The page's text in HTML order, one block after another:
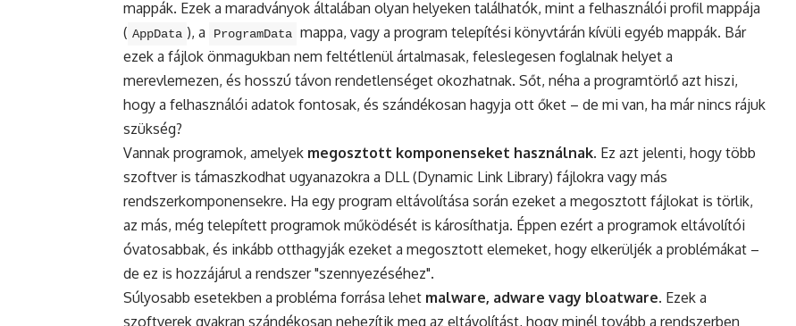
mappák. Ezek a maradványok általában olyan helyeken találhatók, mint a felhasználói profil mappája
( AppData ), a ProgramData mappa, vagy a program telepítési könyvtárán kívüli egyéb mappák. Bár
ezek a fájlok önmagukban nem feltétlenül ártalmasak, feleslegesen foglalnak helyet a
merevlemezen, és hosszú távon rendetlenséget okozhatnak. Sőt, néha a programtörlő azt hiszi,
hogy a felhasználói adatok fontosak, és szándékosan hagyja ott őket – de mi van, ha már nincs rájuk
szükség?
Vannak programok, amelyek megosztott komponenseket használnak. Ez azt jelenti, hogy több
szoftver is támaszkodhat ugyanazokra a DLL (Dynamic Link Library) fájlokra vagy más
rendszerkomponensekre. Ha egy program eltávolítása során ezeket a megosztott fájlokat is törlik,
az más, még telepített programok működését is károsíthatja. Éppen ezért a programok eltávolítói
óvatosabbak, és inkább otthagyják ezeket a megosztott elemeket, hogy elkerüljék a problémákat –
de ez is hozzájárul a rendszer "szennyezéséhez".
Súlyosabb esetekben a probléma forrása lehet malware, adware vagy bloatware. Ezek a
szoftverek gyakran szándékosan nehezítik meg az eltávolítást, hogy minél tovább a rendszerben